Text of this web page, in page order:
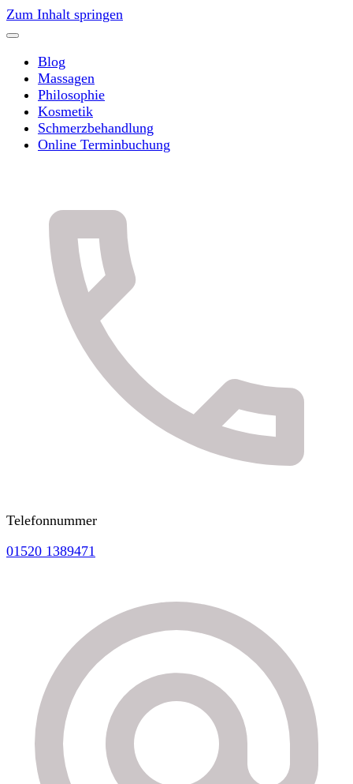
Zum Inhalt springen
Blog
Massagen
Philosophie
Kosmetik
Schmerzbehandlung
Online Terminbuchung
Telefonnummer
01520 1389471